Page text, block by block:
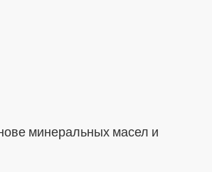
минеральных масел и